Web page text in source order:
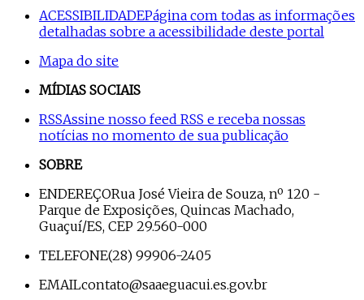
ACESSIBILIDADEPágina com todas as informações
detalhadas sobre a acessibilidade deste portal
Mapa do site
MÍDIAS SOCIAIS
RSSAssine nosso feed RSS e receba nossas
notícias no momento de sua publicação
SOBRE
ENDEREÇORua José Vieira de Souza, nº 120 -
Parque de Exposições, Quincas Machado,
Guaçuí/ES, CEP 29.560-000
TELEFONE(28) 99906-2405
EMAILcontato@saaeguacui.es.gov.br